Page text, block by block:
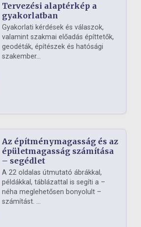
Tervezési alaptérkép a
gyakorlatban
Gyakorlati kérdések és válaszok,
valamint szakmai előadás építtetők,
geodéták, építészek és hatósági
szakember...
Az építménymagasság és az
épületmagasság számítása
– segédlet
A 22 oldalas útmutató ábrákkal,
példákkal, táblázattal is segíti a –
néha meglehetősen bonyolult –
számítást. ...